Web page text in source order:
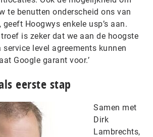
te benutten onderscheid ons van
geeft Hoogwys enkele usp’s aan.
troef is zeker dat we aan de hoogste
level agreements kunnen
Google garant voor.’
eerste stap
Samen met
Dirk
Lambrechts,